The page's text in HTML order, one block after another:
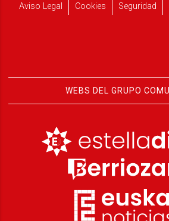
Aviso Legal
Cookies Seguridad
WEBS DEL GRUPO